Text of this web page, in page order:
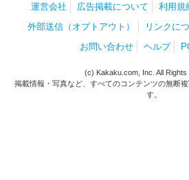
運営会社 広告掲載について 利用規
外部送信（オプトアウト）
リンクに
お問い合わせ
ヘルプ
(c) Kakaku.com, Inc. All Rights
掲載情報・写真など、すべてのコンテンツの無断
す。